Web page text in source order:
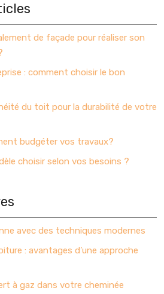
de façade pour réaliser son
: comment choisir le bon
du toit pour la durabilité de votre
budgéter vos travaux?
choisir selon vos besoins ?
avec des techniques modernes
: avantages d’une approche
à gaz dans votre cheminée